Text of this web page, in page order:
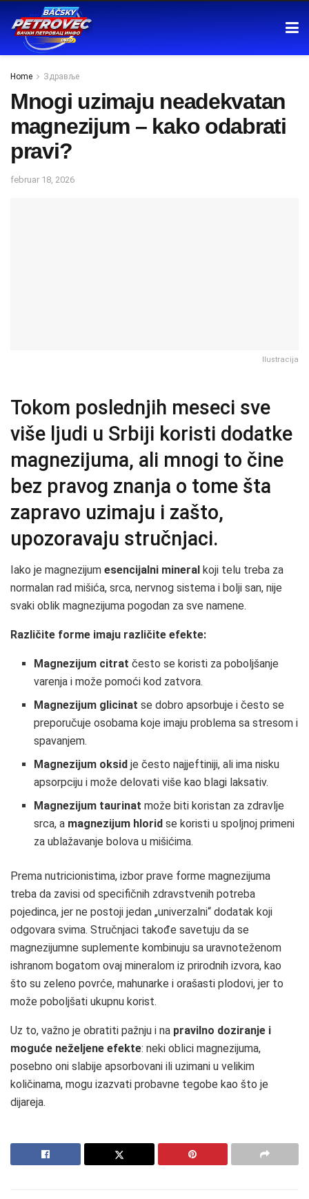
Home Здравље
Mnogi uzimaju neadekvatan
magnezijum – kako odabrati
pravi?
februar 18, 2026
Ilustracija
Tokom poslednjih meseci sve
više ljudi u Srbiji koristi dodatke
magnezijuma, ali mnogi to čine
bez pravog znanja o tome šta
zapravo uzimaju i zašto,
upozoravaju stručnjaci.
Iako je magnezijum esencijalni mineral koji telu treba za
normalan rad mišića, srca, nervnog sistema i bolji san, nije
svaki oblik magnezijuma pogodan za sve namene.
Različite forme imaju različite efekte:
Magnezijum citrat često se koristi za poboljšanje
varenja i može pomoći kod zatvora.
Magnezijum glicinat se dobro apsorbuje i često se
preporučuje osobama koje imaju problema sa stresom i
spavanjem.
Magnezijum oksid je često najjeftiniji, ali ima nisku
apsorpciju i može delovati više kao blagi laksativ.
Magnezijum taurinat može biti koristan za zdravlje
srca, a magnezijum hlorid se koristi u spoljnoj primeni
za ublažavanje bolova u mišićima.
Prema nutricionistima, izbor prave forme magnezijuma
treba da zavisi od specifičnih zdravstvenih potreba
pojedinca, jer ne postoji jedan „univerzalni“ dodatak koji
odgovara svima. Stručnjaci takođe savetuju da se
magnezijumne suplemente kombinuju sa uravnoteženom
ishranom bogatom ovaj mineralom iz prirodnih izvora, kao
što su zeleno povrće, mahunarke i orašasti plodovi, jer to
može poboljšati ukupnu korist.
Uz to, važno je obratiti pažnju i na pravilno doziranje i
moguće neželjene efekte: neki oblici magnezijuma,
posebno oni slabije apsorbovani ili uzimani u velikim
količinama, mogu izazvati probavne tegobe kao što je
dijareja.